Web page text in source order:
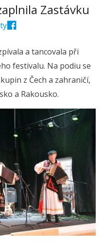
Zastávku
a tancovala při
festivalu. Na podiu se
z Čech a zahraničí,
a Rakousko.